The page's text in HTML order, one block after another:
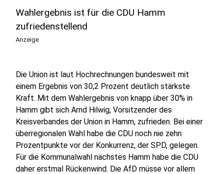
Wahlergebnis ist für die CDU Hamm
zufriedenstellend
Anzeige
Die Union ist laut Hochrechnungen bundesweit mit
einem Ergebnis von 30,2 Prozent deutlich stärkste
Kraft. Mit dem Wahlergebnis von knapp über 30% in
Hamm gibt sich Arnd Hilwig, Vorsitzender des
Kreisverbandes der Union in Hamm, zufrieden. Bei einer
überregionalen Wahl habe die CDU noch nie zehn
Prozentpunkte vor der Konkurrenz, der SPD, gelegen.
Für die Kommunalwahl nächstes Hamm habe die CDU
daher erstmal Rückenwind. Die AfD müsse vor allem